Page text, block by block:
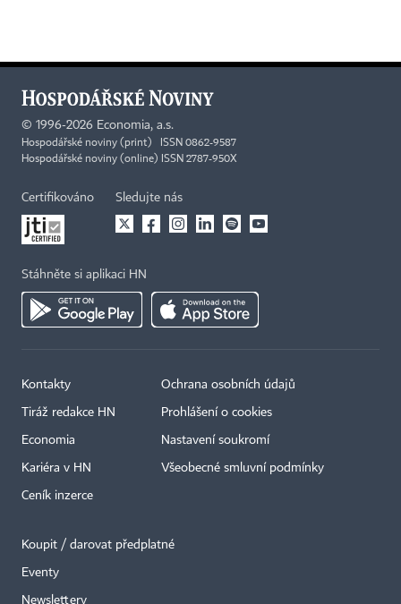
© 1996-2026 Economia, a.s.
Hospodářské noviny (print) ISSN 0862-9587
Hospodářské noviny (online) ISSN 2787-950X
Certifikováno Sledujte nás
Stáhněte si aplikaci HN
Kontakty
Tiráž redakce HN
Economia
Kariéra v HN
Ceník inzerce
Ochrana osobních údajů
Prohlášení o cookies
Nastavení soukromí
Všeobecné smluvní podmínky
Koupit / darovat předplatné
Eventy
Newslettery